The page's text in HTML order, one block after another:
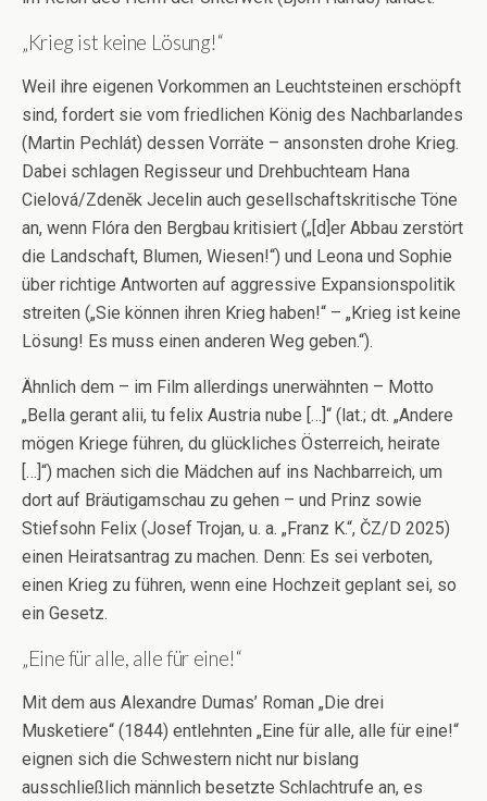
„Krieg ist keine Lösung!“
Weil ihre eigenen Vorkommen an Leuchtsteinen erschöpft
sind, fordert sie vom friedlichen König des Nachbarlandes
(Martin Pechlát) dessen Vorräte – ansonsten drohe Krieg.
Dabei schlagen Regisseur und Drehbuchteam Hana
Cielová/Zdeněk Jecelin auch gesellschaftskritische Töne
an, wenn Flóra den Bergbau kritisiert („[d]er Abbau zerstört
die Landschaft, Blumen, Wiesen!“) und Leona und Sophie
über richtige Antworten auf aggressive Expansionspolitik
streiten („Sie können ihren Krieg haben!“ – „Krieg ist keine
Lösung! Es muss einen anderen Weg geben.“).
Ähnlich dem – im Film allerdings unerwähnten – Motto
„Bella gerant alii, tu felix Austria nube […]“ (lat.; dt. „Andere
mögen Kriege führen, du glückliches Österreich, heirate
[…]“) machen sich die Mädchen auf ins Nachbarreich, um
dort auf Bräutigamschau zu gehen – und Prinz sowie
Stiefsohn Felix (Josef Trojan, u. a. „Franz K.“, ČZ/D 2025)
einen Heiratsantrag zu machen. Denn: Es sei verboten,
einen Krieg zu führen, wenn eine Hochzeit geplant sei, so
ein Gesetz.
„Eine für alle, alle für eine!“
Mit dem aus Alexandre Dumas’ Roman „Die drei
Musketiere“ (1844) entlehnten „Eine für alle, alle für eine!“
eignen sich die Schwestern nicht nur bislang
ausschließlich männlich besetzte Schlachtrufe an, es